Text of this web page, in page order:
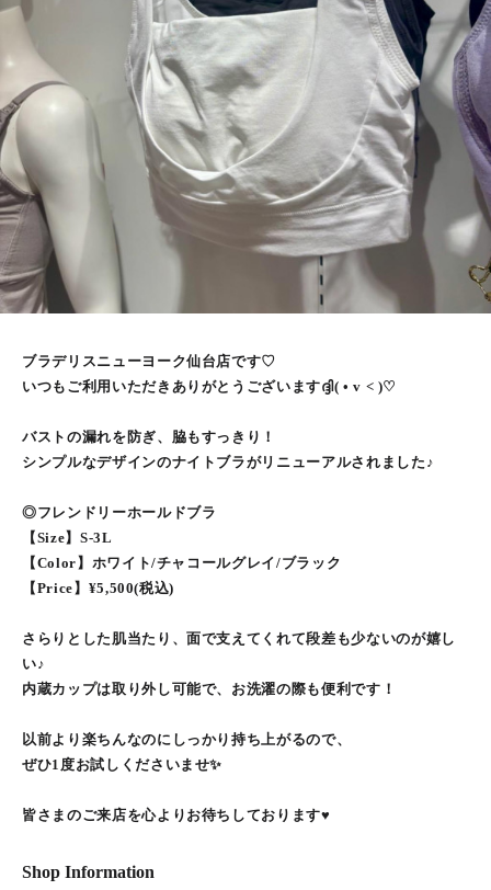
ブラデリスニューヨーク仙台店です♡
いつもご利用いただきありがとうございますദ്ദി( • v < )♡
バストの漏れを防ぎ、脇もすっきり！
シンプルなデザインのナイトブラがリニューアルされました♪
◎フレンドリーホールドブラ
【Size】S-3L
【Color】ホワイト/チャコールグレイ/ブラック
【Price】¥5,500(税込)
さらりとした肌当たり、面で支えてくれて段差も少ないのが嬉し
い♪
内蔵カップは取り外し可能で、お洗濯の際も便利です！
以前より楽ちんなのにしっかり持ち上がるので、
ぜひ1度お試しくださいませ✨
皆さまのご来店を心よりお待ちしております♥
Shop Information